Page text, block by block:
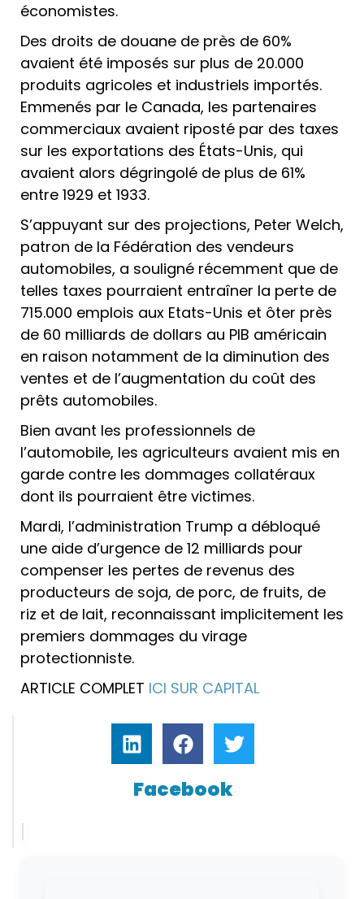
économistes.
Des droits de douane de près de 60%
avaient été imposés sur plus de 20.000
produits agricoles et industriels importés.
Emmenés par le Canada, les partenaires
commerciaux avaient riposté par des taxes
sur les exportations des États-Unis, qui
avaient alors dégringolé de plus de 61%
entre 1929 et 1933.
S’appuyant sur des projections, Peter Welch,
patron de la Fédération des vendeurs
automobiles, a souligné récemment que de
telles taxes pourraient entraîner la perte de
715.000 emplois aux Etats-Unis et ôter près
de 60 milliards de dollars au PIB américain
en raison notamment de la diminution des
ventes et de l’augmentation du coût des
prêts automobiles.
Bien avant les professionnels de
l’automobile, les agriculteurs avaient mis en
garde contre les dommages collatéraux
dont ils pourraient être victimes.
Mardi, l’administration Trump a débloqué
une aide d’urgence de 12 milliards pour
compenser les pertes de revenus des
producteurs de soja, de porc, de fruits, de
riz et de lait, reconnaissant implicitement les
premiers dommages du virage
protectionniste.
ARTICLE COMPLET ICI SUR CAPITAL
Facebook